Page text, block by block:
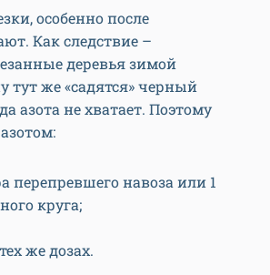
особенно после
Как следствие –
деревья зимой
тут же «садятся» черный
азота не хватает. Поэтому
перепревшего навоза или 1
круга;
же дозах.